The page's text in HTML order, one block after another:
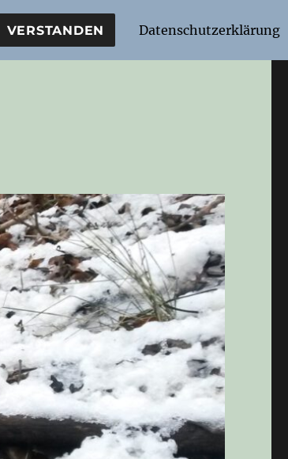
VERSTANDEN Datenschutzerklärung